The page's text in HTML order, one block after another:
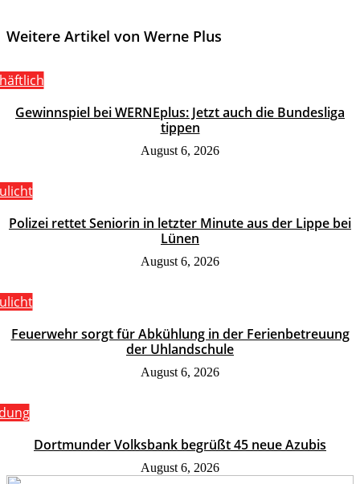
Weitere Artikel von Werne Plus
Gewinnspiel bei WERNEplus: Jetzt auch die Bundesliga
tippen
August 6, 2026
Polizei rettet Seniorin in letzter Minute aus der Lippe bei
Lünen
August 6, 2026
Feuerwehr sorgt für Abkühlung in der Ferienbetreuung
der Uhlandschule
August 6, 2026
Dortmunder Volksbank begrüßt 45 neue Azubis
August 6, 2026